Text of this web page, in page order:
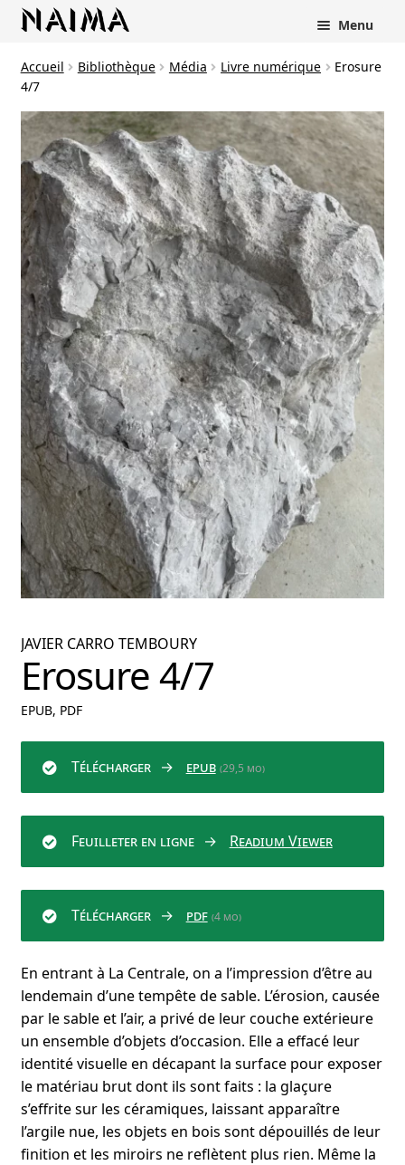
Menu
Accueil Bibliothèque Média Livre numérique
Erosure
4/7
JAVIER CARRO TEMBOURY
Erosure 4/7
EPUB, PDF
Télécharger epub (29,5 mo)
Feuilleter en ligne Readium Viewer
Télécharger pdf (4 mo)
En entrant à La Centrale, on a l’impression d’être au
lendemain d’une tempête de sable. L’érosion, causée
par le sable et l’air, a privé de leur couche extérieure
un ensemble d’objets d’occasion. Elle a effacé leur
identité visuelle en décapant la surface pour exposer
le matériau brut dont ils sont faits : la glaçure
s’effrite sur les céramiques, laissant apparaître
l’argile nue, les objets en bois sont dépouillés de leur
finition et les miroirs ne reflètent plus rien. Même la
Panneau de gestion des cookies